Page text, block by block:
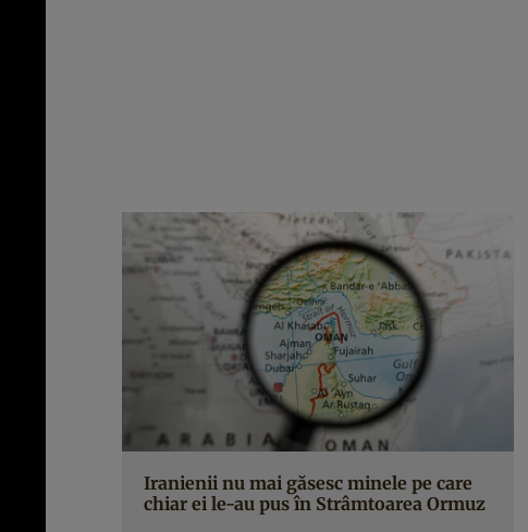
Iranienii nu mai găsesc minele pe care
chiar ei le-au pus în Strâmtoarea Ormuz